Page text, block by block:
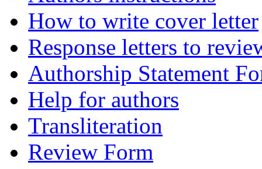
How to write cover letter
Response letters to
Authorship Statement
Help for authors
Transliteration
Review Form